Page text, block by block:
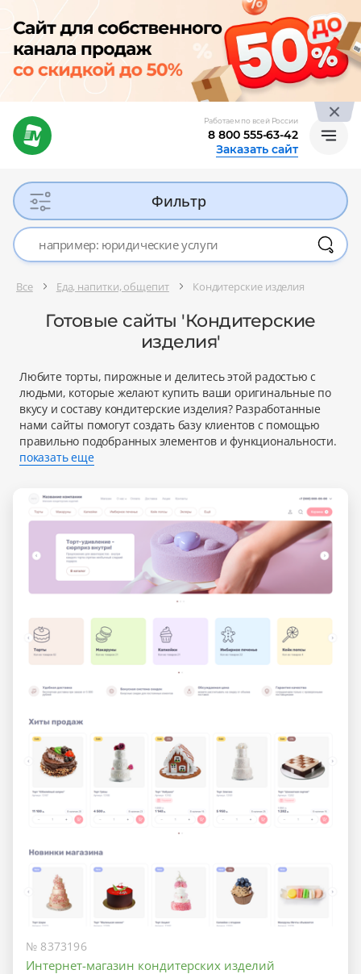
Работаем по всей России
8 800 555-63-42
Заказать сайт
Фильтр
Все Еда, напитки, общепит Кондитерские изделия
Готовые сайты 'Кондитерские
изделия'
Любите торты, пирожные и делитесь этой радостью с
людьми, которые желают купить ваши оригинальные по
вкусу и составу кондитерские изделия? Разработанные
нами сайты помогут создать базу клиентов с помощью
правильно подобранных элементов и функциональности.
показать еще
№ 8373196
Интернет-магазин кондитерских изделий